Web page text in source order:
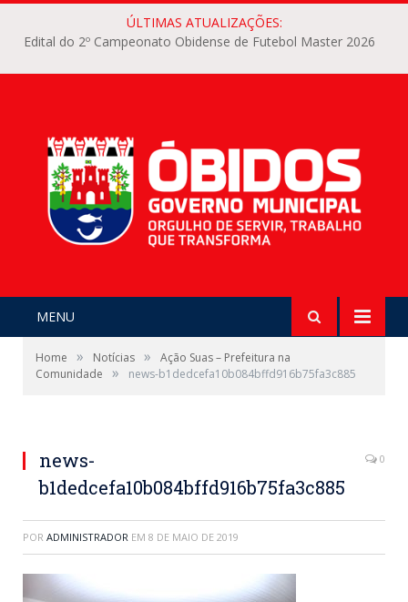
ÚLTIMAS ATUALIZAÇÕES:
Edital do 2º Campeonato Obidense de Futebol Master 2026
MENU
Home » Notícias »
Ação Suas – Prefeitura na
Comunidade
» news-b1dedcefa10b084bffd916b75fa3c885
news-
b1dedcefa10b084bffd916b75fa3c885
0
POR ADMINISTRADOR EM 8 DE MAIO DE 2019